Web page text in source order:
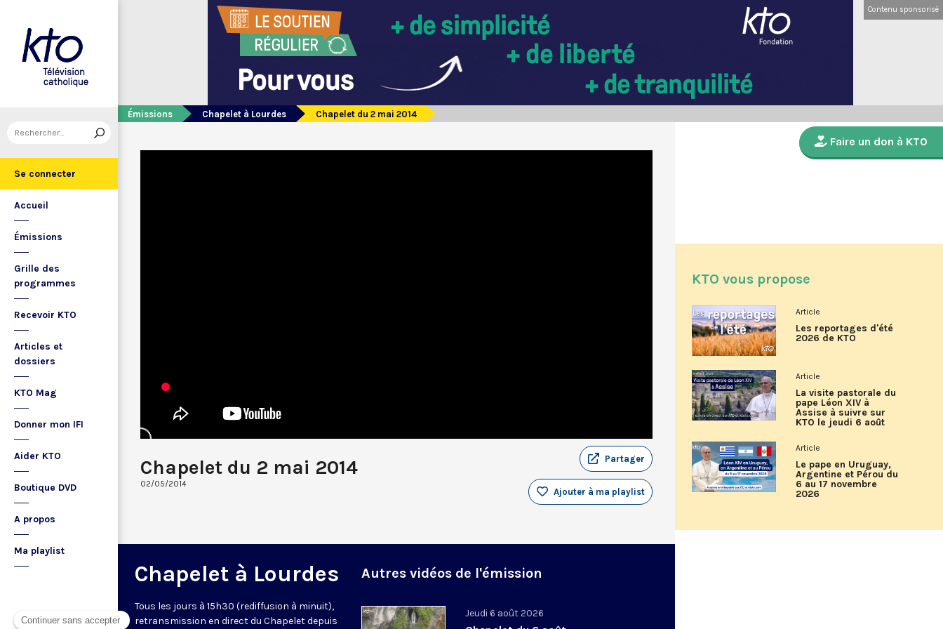
Se connecter
Accueil
Émissions
Grille des
programmes
Recevoir KTO
Articles et
dossiers
KTO Mag
Donner mon IFI
Aider KTO
Boutique DVD
A propos
Ma playlist
Contenu sponsorisé
Émissions Chapelet à Lourdes Chapelet du 2 mai 2014
Chapelet du 2 mai 2014
02/05/2014
Partager
Ajouter à ma playlist
Chapelet à Lourdes
Tous les jours à 15h30 (rediffusion à minuit),
retransmission en direct du Chapelet depuis
Autres vidéos de l'émission
Jeudi 6 août 2026
Faire un don à KTO
KTO vous propose
Article
Les reportages d'été
2026 de KTO
Article
La visite pastorale du
pape Léon XIV à
Assise à suivre sur
KTO le jeudi 6 août
Article
Le pape en Uruguay,
Argentine et Pérou du
6 au 17 novembre
2026